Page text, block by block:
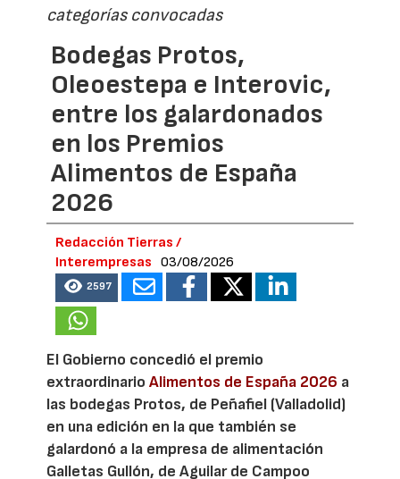
categorías convocadas
Bodegas Protos,
Oleoestepa e Interovic,
entre los galardonados
en los Premios
Alimentos de España
2026
Redacción Tierras /
Interempresas
03/08/2026
2597
El Gobierno concedió el premio
extraordinarioAlimentos de España 2026 a
las bodegas Protos, de Peñafiel (Valladolid)
en una edición en la que también se
galardonó a la empresa de alimentación
Galletas Gullón, de Aguilar de Campoo